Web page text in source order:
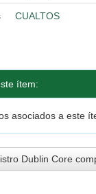
CUALTOS
ítem:
asociados a este
Dublin Core